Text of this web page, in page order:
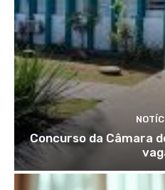
Concurso da Câmara